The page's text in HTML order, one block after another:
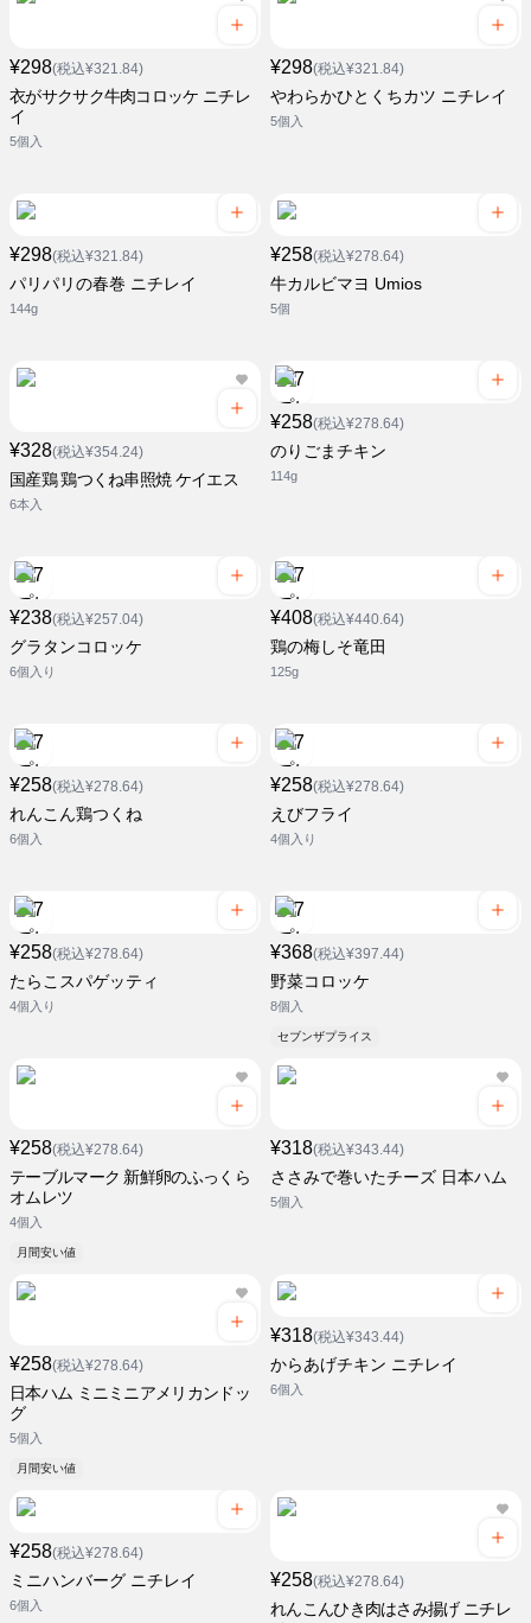
¥298(税込¥321.84)
衣がサクサク牛肉コロッケ ニチレ
イ
5個入
¥298(税込¥321.84)
やわらかひとくちカツ ニチレイ
5個入
¥298(税込¥321.84)
パリパリの春巻 ニチレイ
144g
¥258(税込¥278.64)
牛カルビマヨ Umios
5個
¥328(税込¥354.24)
国産鶏 鶏つくね串照焼 ケイエス
6本入
¥258(税込¥278.64)
のりごまチキン
114g
¥238(税込¥257.04)
グラタンコロッケ
6個入り
¥408(税込¥440.64)
鶏の梅しそ竜田
125g
¥258(税込¥278.64)
れんこん鶏つくね
6個入
¥258(税込¥278.64)
えびフライ
4個入り
¥258(税込¥278.64)
たらこスパゲッティ
4個入り
¥368(税込¥397.44)
野菜コロッケ
8個入
セブンザプライス
¥258(税込¥278.64)
テーブルマーク 新鮮卵のふっくら
オムレツ
4個入
月間安い値
¥318(税込¥343.44)
ささみで巻いたチーズ 日本ハム
5個入
¥258(税込¥278.64)
日本ハム ミニミニアメリカンドッ
グ
5個入
月間安い値
¥318(税込¥343.44)
からあげチキン ニチレイ
6個入
¥258(税込¥278.64)
ミニハンバーグ ニチレイ
6個入
¥258(税込¥278.64)
れんこんひき肉はさみ揚げ ニチレ